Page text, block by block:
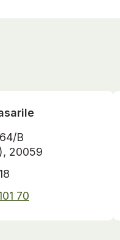
B
20059
70